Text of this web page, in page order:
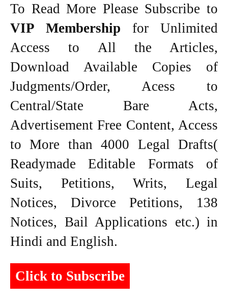
To Read More Please Subscribe to
VIP Membership for Unlimited
Access to All the Articles,
Download Available Copies of
Judgments/Order, Acess to
Central/State Bare Acts,
Advertisement Free Content, Access
to More than 4000 Legal Drafts(
Readymade Editable Formats of
Suits, Petitions, Writs, Legal
Notices, Divorce Petitions, 138
Notices, Bail Applications etc.) in
Hindi and English.
Click to Subscribe